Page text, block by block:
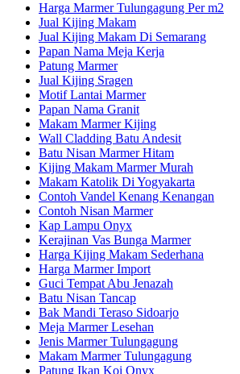
Harga Marmer Tulungagung Per m2
Jual Kijing Makam
Jual Kijing Makam Di Semarang
Papan Nama Meja Kerja
Patung Marmer
Jual Kijing Sragen
Motif Lantai Marmer
Papan Nama Granit
Makam Marmer Kijing
Wall Cladding Batu Andesit
Batu Nisan Marmer Hitam
Kijing Makam Marmer Murah
Makam Katolik Di Yogyakarta
Contoh Vandel Kenang Kenangan
Contoh Nisan Marmer
Kap Lampu Onyx
Kerajinan Vas Bunga Marmer
Harga Kijing Makam Sederhana
Harga Marmer Import
Guci Tempat Abu Jenazah
Batu Nisan Tancap
Bak Mandi Teraso Sidoarjo
Meja Marmer Lesehan
Jenis Marmer Tulungagung
Makam Marmer Tulungagung
Patung Ikan Koi Onyx